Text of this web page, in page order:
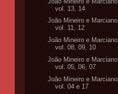
vol. 13, 14
João Mineiro e Marciano
vol. 11, 12
João Mineiro e Marciano
vol. 08, 09, 10
João Mineiro e Marciano
vol. 05, 06, 07
João Mineiro e Marciano
vol. 04 e 17